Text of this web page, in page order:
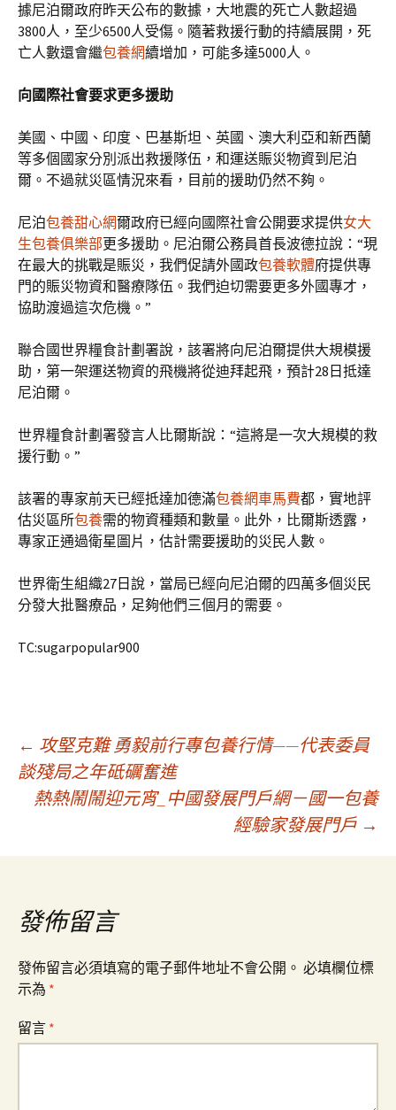
據尼泊爾政府昨天公布的數據，大地震的死亡人數超過
3800人，至少6500人受傷。隨著救援行動的持續展開，死
亡人數還會繼包養網續增加，可能多達5000人。
向國際社會要求更多援助
美國、中國、印度、巴基斯坦、英國、澳大利亞和新西蘭
等多個國家分別派出救援隊伍，和運送賑災物資到尼泊
爾。不過就災區情況來看，目前的援助仍然不夠。
尼泊包養甜心網爾政府已經向國際社會公開要求提供女大
生包養俱樂部更多援助。尼泊爾公務員首長波德拉說：“現
在最大的挑戰是賑災，我們促請外國政包養軟體府提供專
門的賑災物資和醫療隊伍。我們迫切需要更多外國專才，
協助渡過這次危機。”
聯合國世界糧食計劃署說，該署將向尼泊爾提供大規模援
助，第一架運送物資的飛機將從迪拜起飛，預計28日抵達
尼泊爾。
世界糧食計劃署發言人比爾斯說：“這將是一次大規模的救
援行動。”
該署的專家前天已經抵達加德滿包養網車馬費都，實地評
估災區所包養需的物資種類和數量。此外，比爾斯透露，
專家正通過衛星圖片，估計需要援助的災民人數。
世界衛生組織27日說，當局已經向尼泊爾的四萬多個災民
分發大批醫療品，足夠他們三個月的需要。
TC:sugarpopular900
文
章
導
覽
← 攻堅克難 勇毅前行專包養行情——代表委員
談殘局之年砥礪奮進
熱熱鬧鬧迎元宵_中國發展門戶網－國一包養
經驗家發展門戶 →
發佈留言
發佈留言必須填寫的電子郵件地址不會公開。 必填欄位標
示為 *
留言 *